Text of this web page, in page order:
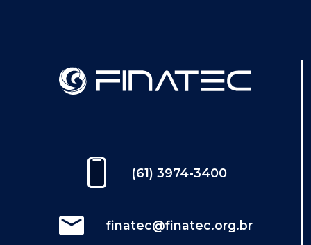
(61) 3974-3400
finatec@finatec.org.br